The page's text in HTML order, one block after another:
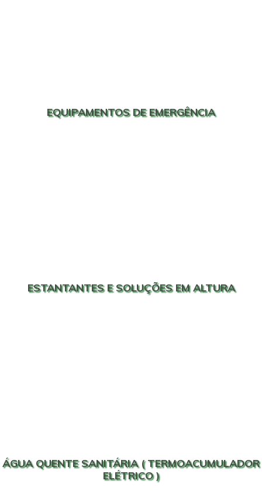
EQUIPAMENTOS DE EMERGÊNCIA
ESTANTANTES E SOLUÇÕES EM ALTURA
ÁGUA QUENTE SANITÁRIA ( TERMOACUMULADOR
ELÉTRICO )